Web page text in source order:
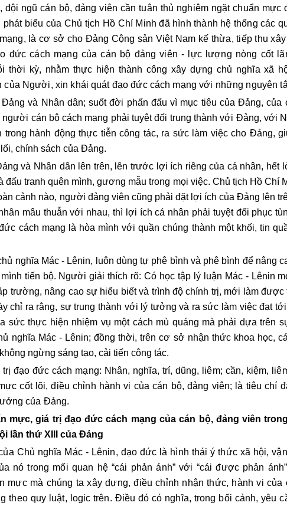
đội ngũ cán bộ, đảng viên cần tuân thủ nghiêm ngặt chuẩn mực
phát biểu của Chủ tịch Hồ Chí Minh đã hình thành hệ thống các
là cơ sở cho Đảng Cộng sản Việt Nam kế thừa, tiếp thu
đức cách mạng của cán bộ đảng viên - lực lượng nòng cốt
thời kỳ, nhằm thực hiện thành công xây dựng chủ nghĩa xã
của Người, xin khái quát đạo đức cách mạng với những nguyên
và Nhân dân; suốt đời phấn đấu vì mục tiêu của Đảng, của
người cán bộ cách mạng phải tuyệt đối trung thành với Đảng, với
trong hành động thực tiễn công tác, ra sức làm việc cho Đảng,
chính sách của Đảng.
và Nhân dân lên trên, lên trước lợi ích riêng của cá nhân, hết
đấu tranh quên mình, gương mẫu trong mọi việc. Chủ tịch Hồ Chí
cảnh nào, người đảng viên cũng phải đặt lợi ích của Đảng lên
mâu thuẫn với nhau, thì lợi ích cá nhân phải tuyệt đối phục
cách mạng là hòa mình với quần chúng thành một khối, tin
nghĩa Mác - Lênin, luôn dùng tự phê bình và phê bình để nâng
tiến bộ. Người giải thích rõ: Có học tập lý luận Mác - Lênin
trường, nâng cao sự hiểu biết và trình độ chính trị, mới làm
chỉ ra rằng, sự trung thành với lý tưởng và ra sức làm việc đạt
sức thực hiện nhiệm vụ một cách mù quáng mà phải dựa trên
nghĩa Mác - Lênin; đồng thời, trên cơ sở nhận thức khoa học,
ngừng sáng tạo, cải tiến công tác.
trị đạo đức cách mạng: Nhân, nghĩa, trí, dũng, liêm; cần, kiệm,
cốt lõi, điều chỉnh hành vi của cán bộ, đảng viên; là tiêu chí
của Đảng.
mực, giá trị đạo đức cách mạng của cán bộ, đảng viên
lần thứ XIII của Đảng
Chủ nghĩa Mác - Lênin, đạo đức là hình thái ý thức xã hội,
nó trong mối quan hệ “cái phản ánh” với “cái được phản
mực mà chúng ta xây dựng, điều chỉnh nhận thức, hành vi của
theo quy luật, logic trên. Điều đó có nghĩa, trong bối cảnh, yêu